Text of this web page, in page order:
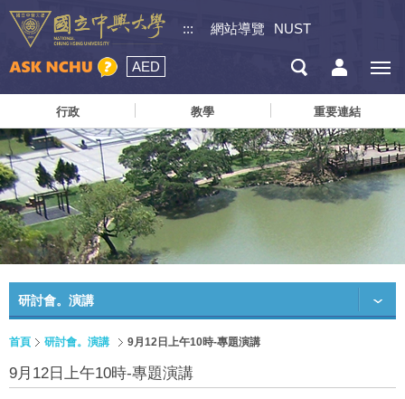
::: 網站導覽 NUST
AED
行政 教學 重要連結
研討會。演講
首頁 研討會。演講 9月12日上午10時-專題演講
9月12日上午10時-專題演講